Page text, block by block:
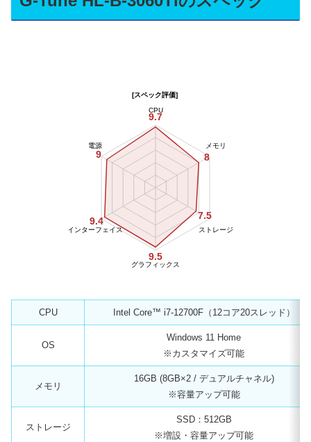
[スペック評価]
9
9.7
8
7.5
9.5
9.4
電源
CPU
メモリ
ストレージ
グラフィックス
インターフェイス
CPU Intel Core™ i7-12700F（12コア20スレッド）
OS
Windows 11 Home
※カスタマイズ可能
メモリ
16GB (8GB×2 / デュアルチャネル)
※容量アップ可能
ストレージ
SSD：512GB
※増設・容量アップ可能